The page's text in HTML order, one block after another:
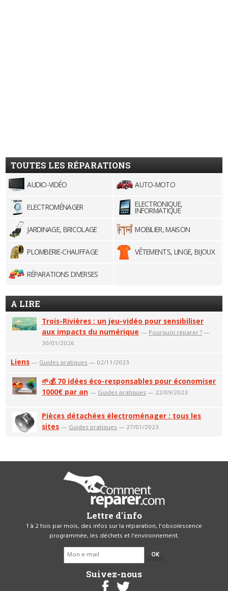
TOUTES LES RÉPARATIONS
AUDIO-VIDÉO AUTO-MOTO
ELECTROMÉNAGER ELECTRONIQUE,
INFORMATIQUE
JARDINAGE, BRICOLAGE
MOBILIER, MAISON
PLOMBERIE-CHAUFFAGE VÊTEMENTS, LINGE, BIJOUX
RÉPARATIONS DIVERSES
A LIRE
Trois-Rivières : un jeu-vidéo pour sensibiliser
aux impacts du numérique — Pourquoi réparer ? —
30/01/2026
Liens — Guides pratiques — 02/11/2023
🌱💰 70 idées éco-responsables pour économiser
1000€ par an — Guides pratiques — 22/09/2023
Pièces détachées électroménager : tous les
sites — Guides pratiques — 27/01/2023
Lettre d'info
1 à 2 fois par mois, des infos sur la réparation, l'obsolescence
programmée, les déchets et l'environnement.
OK
Suivez-nous